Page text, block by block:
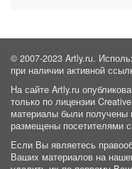
© 2007-2023 Artly.ru.
при наличии активной
На сайте Artly.ru
только по лицензии
материалы были получены
размещены посетителями
Если Вы являетесь
Ваших материалов на